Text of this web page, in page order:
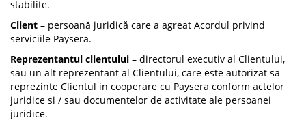
stabilite.
Client – persoană juridică care a agreat Acordul privind
serviciile Paysera.
Reprezentantul clientului – directorul executiv al Clientului,
sau un alt reprezentant al Clientului, care este autorizat sa
reprezinte Clientul in cooperare cu Paysera conform actelor
juridice si / sau documentelor de activitate ale persoanei
juridice.